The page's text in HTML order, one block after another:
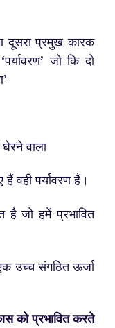
दूसरा प्रमुख कारक
जो कि दो
वाला
वही पर्यावरण हैं।
है जो हमें प्रभावित
उच्च संगठित ऊर्जा
को प्रभावित करते